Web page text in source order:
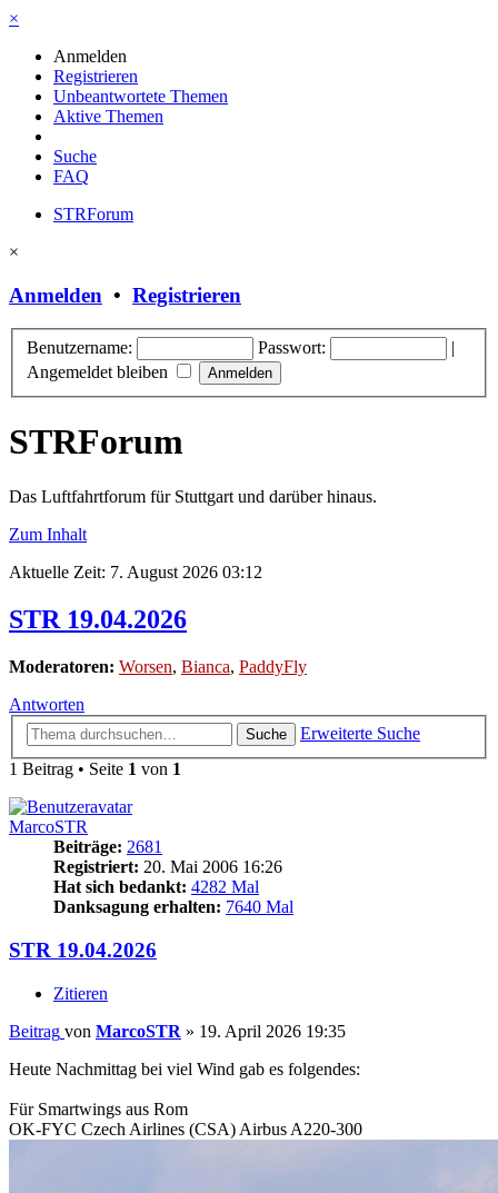
×
Anmelden
Registrieren
Unbeantwortete Themen
Aktive Themen
Suche
FAQ
STRForum
×
Anmelden • Registrieren
Benutzername: Passwort:
|
Angemeldet bleiben
STRForum
Das Luftfahrtforum für Stuttgart und darüber hinaus.
Zum Inhalt
Aktuelle Zeit: 7. August 2026 03:12
STR 19.04.2026
Moderatoren: Worsen, Bianca, PaddyFly
Antworten
Suche
Erweiterte Suche
1 Beitrag • Seite 1 von 1
MarcoSTR
Beiträge: 2681
Registriert: 20. Mai 2006 16:26
Hat sich bedankt: 4282 Mal
Danksagung erhalten: 7640 Mal
STR 19.04.2026
Zitieren
Beitrag von MarcoSTR » 19. April 2026 19:35
Heute Nachmittag bei viel Wind gab es folgendes:
Für Smartwings aus Rom
OK-FYC Czech Airlines (CSA) Airbus A220-300